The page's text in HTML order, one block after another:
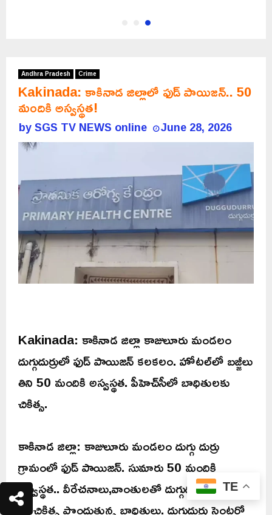
Andhra Pradesh Crime
Kakinada: కాకినాడ జిల్లాలో ఫుడ్ పాయిజన్.. 50
మందికి అస్వస్థత!
bySGS TV NEWS online June 28, 2026
Kakinada: కాకినాడ జిల్లా కాజులూరు మండలం
దుగ్గుదుర్రులో ఫుడ్ పాయిజన్ కలకలం. హోటల్‌లో బజ్జీలు
తిని 50 మందికి అస్వస్థత. పీహెచ్‌సీలో బాధితులకు
చికిత్స.
కాకినాడ జిల్లా: కాజులూరు మండలం దుగ్గు దుర్రు
గ్రామంలో ఫుడ్ పాయిజన్. సుమారు 50 మందికి
అస్వస్థత.. వీరేచనాలు,వాంతులతో దుగ్గుదుర్రు పీహెచ్ సి
లో చికిత్స పొందుతున్న బాధితులు. దుగ్గుదుర్రు సెంటర్లో
TE